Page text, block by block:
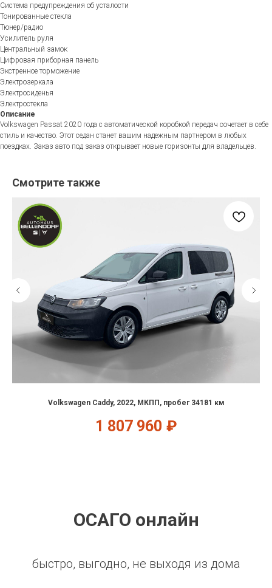
Система предупреждения об усталости
Тонированные стекла
Тюнер/радио
Усилитель руля
Центральный замок
Цифровая приборная панель
Экстренное торможение
Электрозеркала
Электросиденья
Электростекла
Описание
Volkswagen Passat 2020 года с автоматической коробкой передач сочетает в себе
стиль и качество. Этот седан станет вашим надежным партнером в любых
поездках. Заказ авто под заказ открывает новые горизонты для владельцев.
Смотрите также
Volkswagen Caddy, 2022, МКПП, пробег 34181 км
1 807 960 ₽
ОСАГО онлайн
быстро, выгодно, не выходя из дома